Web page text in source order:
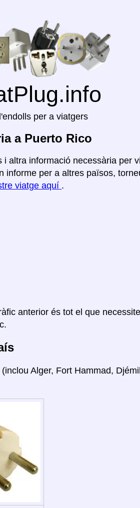
per a viatgers
a Puerto Rico
altra informació necessària per
per a altres països,
viatge aquí .
anterior és tot el que
Alger, Fort Hammad,